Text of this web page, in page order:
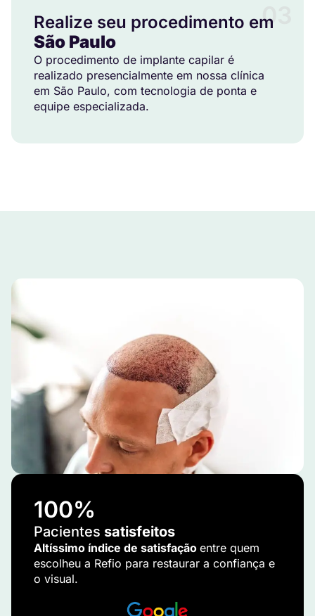
03
Realize seu procedimento em
São Paulo
O procedimento de implante capilar é
realizado presencialmente em nossa clínica
em São Paulo, com tecnologia de ponta e
equipe especializada.
100%
Pacientes satisfeitos
Altíssimo índice de satisfação entre quem
escolheu a Refio para restaurar a confiança e
o visual.